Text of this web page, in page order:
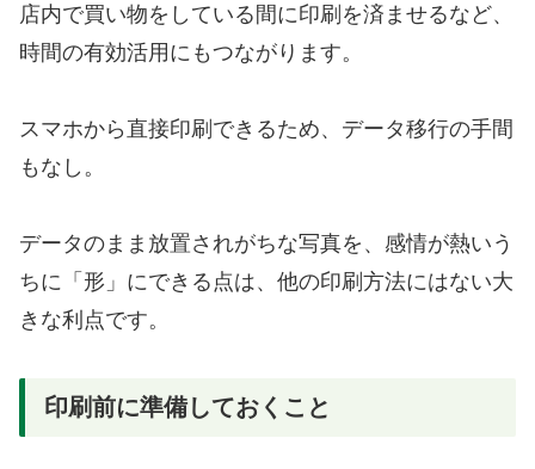
店内で買い物をしている間に印刷を済ませるなど、
時間の有効活用にもつながります。
スマホから直接印刷できるため、データ移行の手間
もなし。
データのまま放置されがちな写真を、感情が熱いう
ちに「形」にできる点は、他の印刷方法にはない大
きな利点です。
印刷前に準備しておくこと